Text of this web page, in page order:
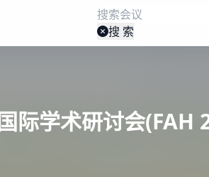
搜 索
际学术研讨会(FAH